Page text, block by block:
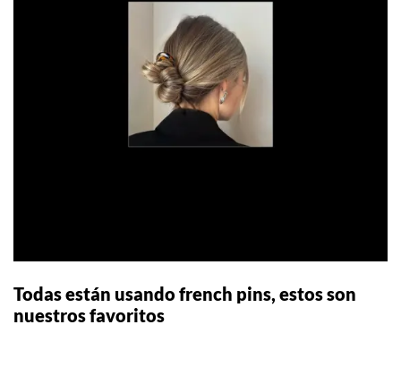
Todas están usando french pins, estos son
nuestros favoritos